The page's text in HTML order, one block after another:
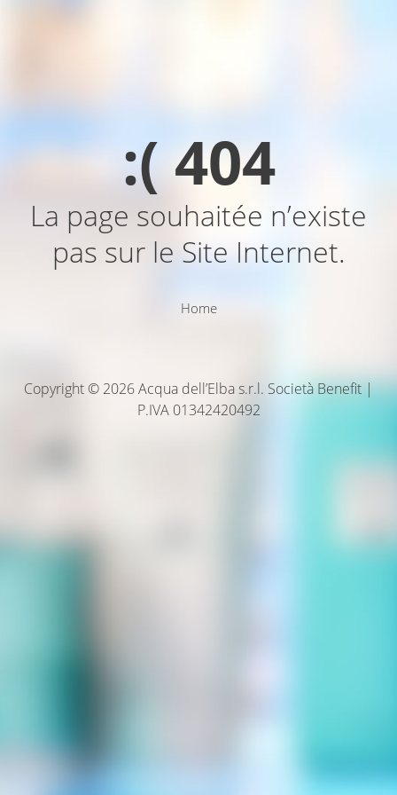
:( 404
La page souhaitée n’existe
pas sur le Site Internet.
Home
Copyright © 2026 Acqua dell’Elba s.r.l. Società Benefit |
P.IVA 01342420492